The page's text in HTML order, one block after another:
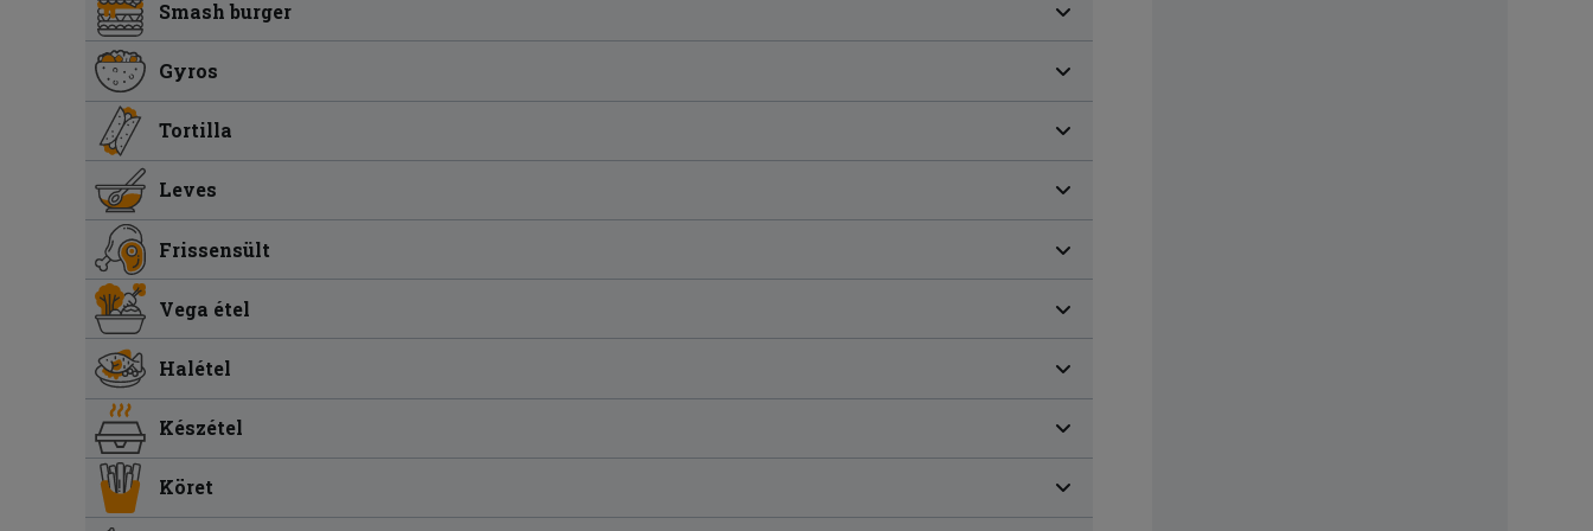
Smash burger
Gyros
Tortilla
Leves
Frissensült
Vega étel
Halétel
Készétel
Köret